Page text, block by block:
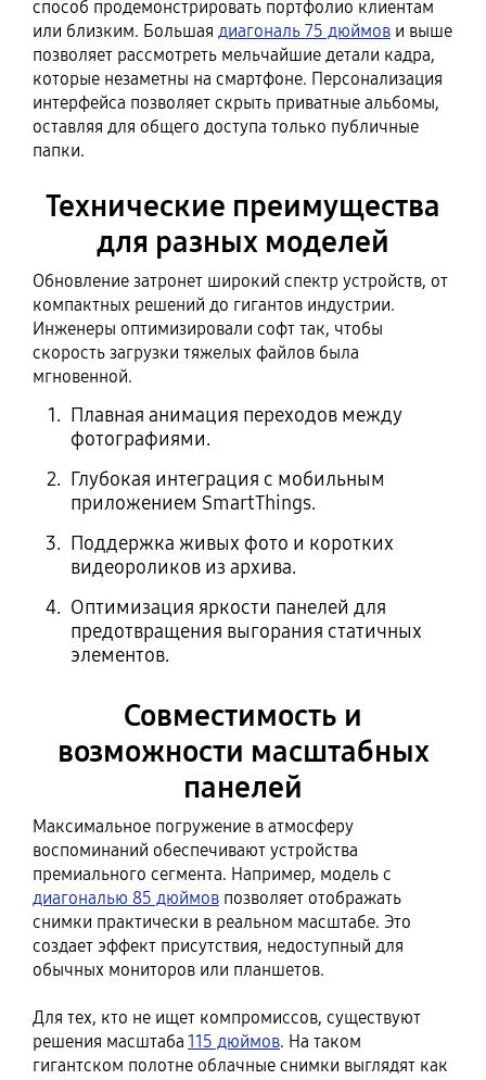
способ продемонстрировать портфолио клиентам
или близким. Большая диагональ 75 дюймов и выше
позволяет рассмотреть мельчайшие детали кадра,
которые незаметны на смартфоне. Персонализация
интерфейса позволяет скрыть приватные альбомы,
оставляя для общего доступа только публичные
папки.
Технические преимущества
для разных моделей
Обновление затронет широкий спектр устройств, от
компактных решений до гигантов индустрии.
Инженеры оптимизировали софт так, чтобы
скорость загрузки тяжелых файлов была
мгновенной.
Плавная анимация переходов между
фотографиями.
Глубокая интеграция с мобильным
приложением SmartThings.
Поддержка живых фото и коротких
видеороликов из архива.
Оптимизация яркости панелей для
предотвращения выгорания статичных
элементов.
Совместимость и
возможности масштабных
панелей
Максимальное погружение в атмосферу
воспоминаний обеспечивают устройства
премиального сегмента. Например, модель с
диагональю 85 дюймов позволяет отображать
снимки практически в реальном масштабе. Это
создает эффект присутствия, недоступный для
обычных мониторов или планшетов.
Для тех, кто не ищет компромиссов, существуют
решения масштаба 115 дюймов. На таком
гигантском полотне облачные снимки выглядят как